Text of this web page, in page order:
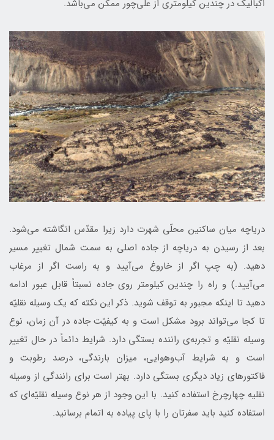
اكباليك در چندین کیلومتری از علي‌چور ممكن مي‌باشد.
دریاچه میان ساکنین محلّی شهرت دارد زیرا مقدّس انگاشته می‌شود.
بعد از رسیدن به دریاچه از جاده اصلی به سمت شمال تغییر مسیر
دهید. (به چپ اگر از خاروغ می‌آیید و به راست اگر از مرغاب
می‌آیید.) و راه را چندین کیلومتر روی جاده نسبتاً قابل عبور ادامه
دهید تا اینکه مجبور به توقف شوید. ذکر این نكته كه یک وسیله نقلیّه
تا کجا می‌تواند برود مشکل است و به کیفیّت جاده در آن زمان، نوع
وسیله نقلیّه و تجربه‌ی راننده بستگی دارد. شرایط دائماً در حال تغییر
است و به شرایط آب‌و‌هوایی، میزان بارندگی، درصد رطوبت و
فاکتور‌های زیاد دیگری بستگی دارد. بهتر است برای رانندگی از وسیله
نقلیه چهارچرخ استفاده کنید. با این وجود از هر نوع وسیله نقلیّه‌ای که
استفاده کنید باید سفرتان را با پای پیاده به اتمام برسانید.